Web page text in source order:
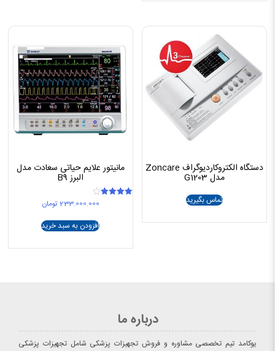
دستگاه الکتروکاردیوگراف Zoncare
مدل G1203
تماس بگیرید
مانیتور علایم حیاتی سعادت مدل
البرز B9
233.000.000 تومان
افزودن به سبد خرید
درباره ما
یوکامد تیم تخصصی مشاوره و فروش تجهیزات پزشکی شامل تجهیزات پزشکی